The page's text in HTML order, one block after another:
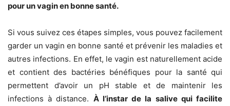
pour un vagin en bonne santé.
Si vous suivez ces étapes simples, vous pouvez facilement
garder un vagin en bonne santé et prévenir les maladies et
autres infections. En effet, le vagin est naturellement acide
et contient des bactéries bénéfiques pour la santé qui
permettent d’avoir un pH stable et de maintenir les
infections à distance. À l’instar de la salive qui facilite